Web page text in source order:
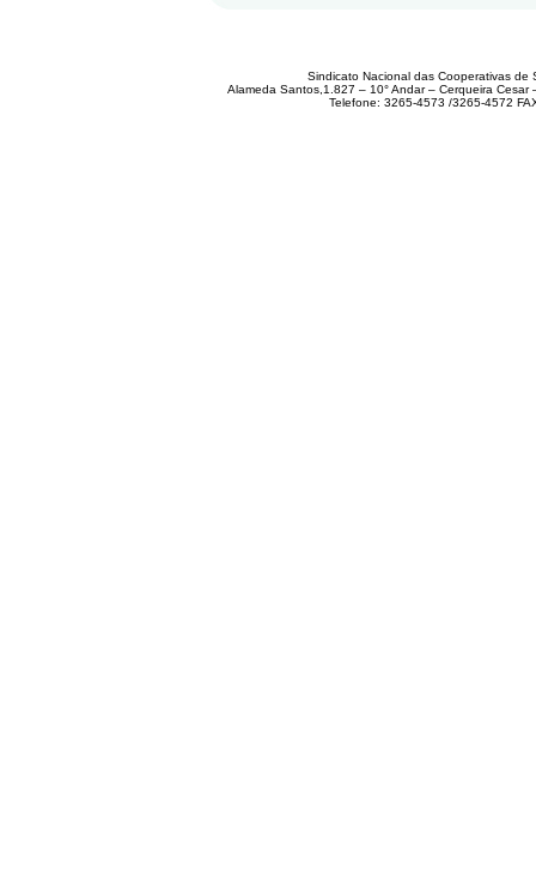
Sindicato Nacional das Cooperativas de
Alameda Santos,1.827 – 10° Andar – Cerqueira
Telefone: 3265-4573 /3265-4572